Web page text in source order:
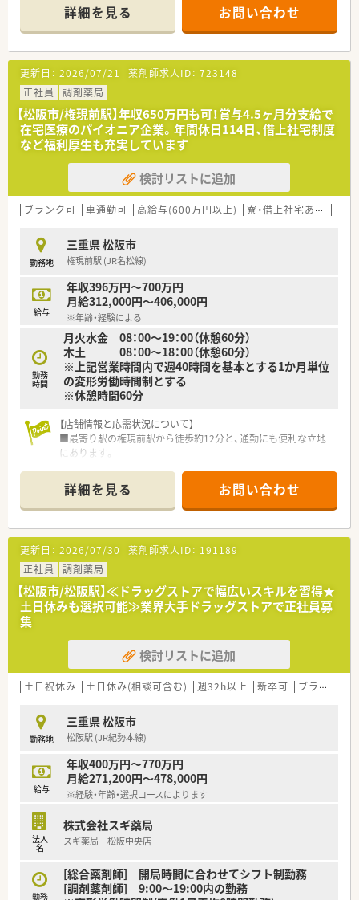
【店舗情報と応需状況について】
■最寄り駅から車で6分ほどのアクセスしやすい場所に位置し、
耳鼻科門前の処方箋をメインに応需しています。
■施設在宅や面処方も幅広く受け付けており、地域に密着した医
療提供を通じて様々な経験を積むことができます。
■1日約100枚程度の処方箋に対応しており、常時複数名の薬剤
師と事務スタッフで運営しています。
【職場環境と雰囲気】
■ピラミッド型の組織ではなく、フラットな関係性を築いている
ため、意見交換や相談が非常にしやすい風通しの良い職場です。
■役職者も流動的に店舗で勤務しているため、業務で困ったこと
があればすぐにサポートを受けられる安心のサポート体制で
す。
■部署や役職の垣根を越えた交流が盛んであり、日常的なイベン
【こんな方にオススメ】
■ワークライフバランスを重視し、しっかりとお休みを取りなが
らメリハリのある働き方を実現したい方に強くおすすめしま
す。
■耳鼻科領域の専門的な知識を深めるとともに、在宅医療など地
域に根ざした医療にも積極的に携わりたい方にぴったりです。
■調剤業務の枠にとらわれず、将来的なキャリアアップや新しい
事業への挑戦を目指して成長したい方に最適な環境と言えま
す。
詳細を見る お問い合わせ
更新日： 2026/07/21 薬剤師求人ID： 723148
正社員
調剤薬局
【松阪市/権現前駅】年収650万円も可！賞与4.5ヶ月分支給で
在宅医療のパイオニア企業。年間休日114日、借上社宅制度
など福利厚生も充実しています
検討リストに追加
ブランク可 車通勤可 高給与(600万円以上) 寮・借上社宅あり
勤務地
三重県 松阪市
権現前駅 (JR名松線)
給与
年収396万円～700万円
月給312,000円～406,000円
※年齢・経験による
勤務
時間
月火水金 08：00～19：00（休憩60分）
木土 08：00～18：00（休憩60分）
※上記営業時間内で週40時間を基本とする1か月単位
の変形労働時間制とする
※休憩時間60分
【店舗情報と応需状況について】
■最寄り駅の権現前駅から徒歩約12分と、通勤にも便利な立地
にあります。
テーションです。
■1日の処方箋枚数は約70枚から80枚で、常時2名の薬剤師で対
応しています。
【法人特徴について】
■業界大手のグループ企業であり、安定した経営基盤と透明性が
魅力です。
■首都圏を中心に85店舗を展開し、地域に密着したドミナント
戦略を推進しています。
■創業以来70年以上にわたり、地域医療への貢献を第一に薬局
【職場環境と雰囲気】
■「明るく、元気に、温かく」をモットーに、アットホームな職場
づくりを心掛けています。
ても安心して働けます。
■急な休みが発生した際も、近隣店舗との応援体制が整っている
ので安心です。
詳細を見る お問い合わせ
更新日： 2026/07/30 薬剤師求人ID： 191189
正社員
調剤薬局
【松阪市/松阪駅】≪ドラッグストアで幅広いスキルを習得★
土日休みも選択可能≫業界大手ドラッグストアで正社員募
集
検討リストに追加
土日祝休み 土日休み(相談可含む) 週32h以上 新卒可 ブランク可
勤務地
三重県 松阪市
松阪駅 (JR紀勢本線)
給与
年収400万円～770万円
月給271,200円～478,000円
※経験・年齢・選択コースによります
法人
名
株式会社スギ薬局
スギ薬局 松阪中央店
勤務
[総合薬剤師] 開局時間に合わせてシフト制勤務
[調剤薬剤師] 9:00～19:00内の勤務